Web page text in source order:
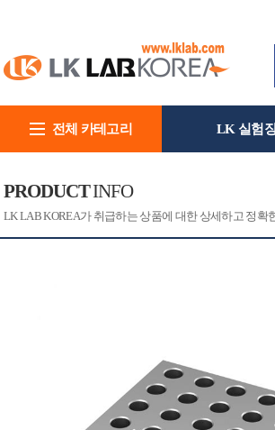
전체 카테고리 LK 실험장
PRODUCTINFO
LK LAB KOREA가 취급하는 상품에 대한 상세하고 정확